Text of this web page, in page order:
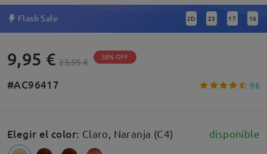
Flash Sale 2D : 23 : 17 : 16
9,95 € 23,95 € 58% OFF
#AC96417 96
Elegir el color: Claro, Naranja (C4) disponible